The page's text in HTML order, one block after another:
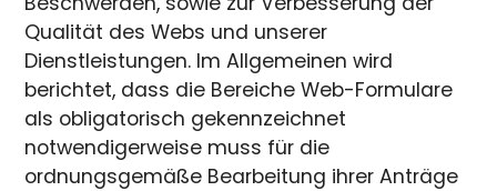
Qualität des Webs und unserer
Dienstleistungen. Im Allgemeinen wird
berichtet, dass die Bereiche Web-Formulare
als obligatorisch gekennzeichnet
notwendigerweise muss für die
ordnungsgemäße Bearbeitung ihrer Anträge